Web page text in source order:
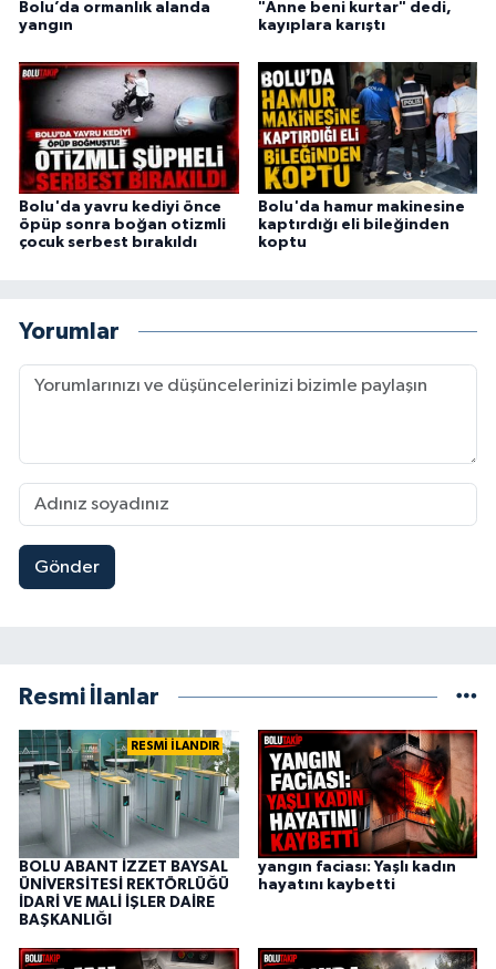
Bolu’da ormanlık alanda
yangın
"Anne beni kurtar" dedi,
kayıplara karıştı
Bolu'da yavru kediyi önce
öpüp sonra boğan otizmli
çocuk serbest bırakıldı
Bolu'da hamur makinesine
kaptırdığı eli bileğinden
koptu
Yorumlar
Gönder
Resmi İlanlar
RESMİ İLANDIR
BOLU ABANT İZZET BAYSAL
ÜNİVERSİTESİ REKTÖRLÜĞÜ
İDARİ VE MALİ İŞLER DAİRE
BAŞKANLIĞI
yangın faciası: Yaşlı kadın
hayatını kaybetti